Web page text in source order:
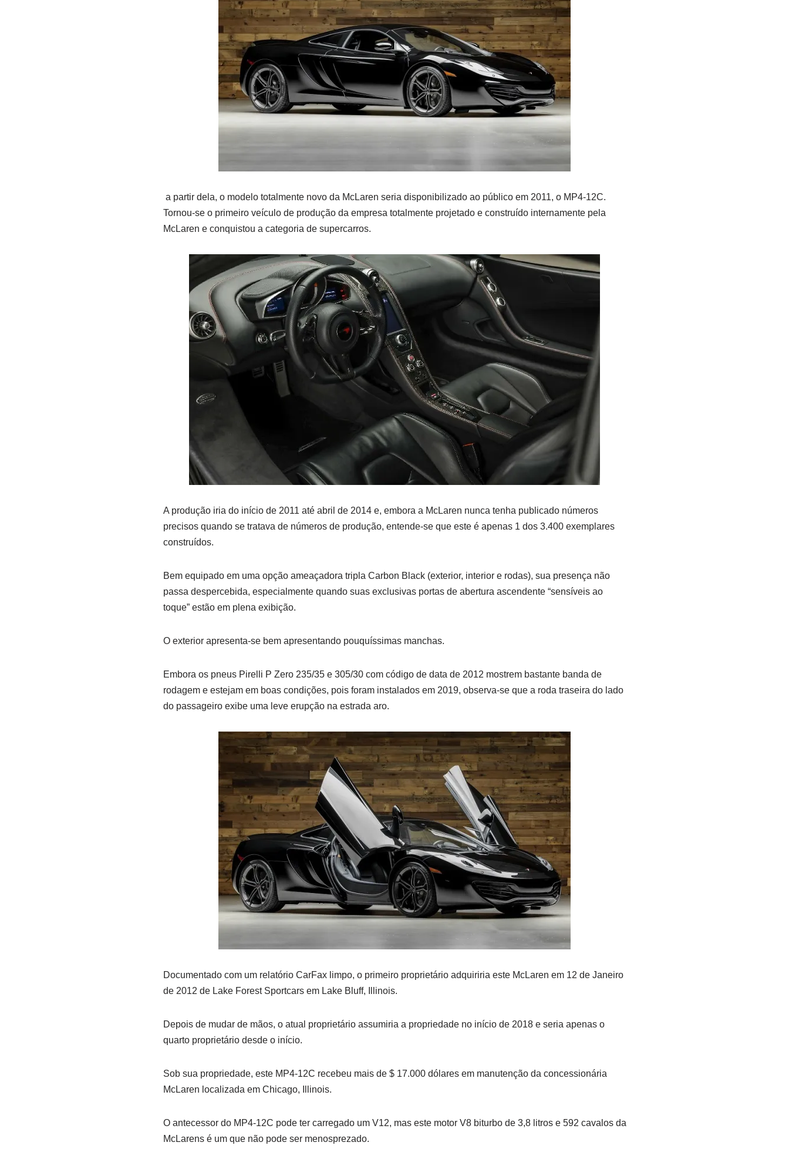
a partir dela, o modelo totalmente novo da McLaren seria disponibilizado ao público em 2011, o MP4-12C.
Tornou-se o primeiro veículo de produção da empresa totalmente projetado e construído internamente pela
McLaren e conquistou a categoria de supercarros.
A produção iria do início de 2011 até abril de 2014 e, embora a McLaren nunca tenha publicado números
precisos quando se tratava de números de produção, entende-se que este é apenas 1 dos 3.400 exemplares
construídos.
Bem equipado em uma opção ameaçadora tripla Carbon Black (exterior, interior e rodas), sua presença não
passa despercebida, especialmente quando suas exclusivas portas de abertura ascendente “sensíveis ao
toque” estão em plena exibição.
O exterior apresenta-se bem apresentando pouquíssimas manchas.
Embora os pneus Pirelli P Zero 235/35 e 305/30 com código de data de 2012 mostrem bastante banda de
rodagem e estejam em boas condições, pois foram instalados em 2019, observa-se que a roda traseira do lado
do passageiro exibe uma leve erupção na estrada aro.
Documentado com um relatório CarFax limpo, o primeiro proprietário adquiriria este McLaren em 12 de Janeiro
de 2012 de Lake Forest Sportcars em Lake Bluff, Illinois.
Depois de mudar de mãos, o atual proprietário assumiria a propriedade no início de 2018 e seria apenas o
quarto proprietário desde o início.
Sob sua propriedade, este MP4-12C recebeu mais de $ 17.000 dólares em manutenção da concessionária
McLaren localizada em Chicago, Illinois.
O antecessor do MP4-12C pode ter carregado um V12, mas este motor V8 biturbo de 3,8 litros e 592 cavalos da
McLarens é um que não pode ser menosprezado.